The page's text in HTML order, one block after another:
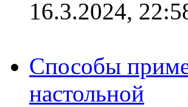
16.3.2024,
Способы
настольной